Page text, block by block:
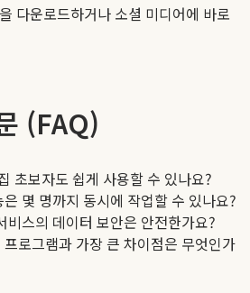
다운로드하거나 소셜 미디어에 바로
(FAQ)
초보자도 쉽게 사용할 수 있나요?
몇 명까지 동시에 작업할 수 있나요?
비스의 데이터 보안은 안전한가요?
로그램과 가장 큰 차이점은 무엇인가